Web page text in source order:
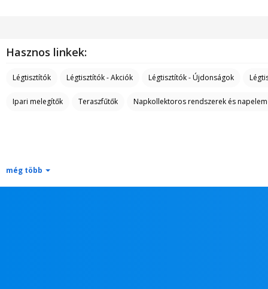
Hasznos linkek:
Légtisztítók Légtisztítók - Akciók Légtisztítók - Újdonságok
Ipari melegítők Teraszfűtők Napkollektoros rendszerek és
még több